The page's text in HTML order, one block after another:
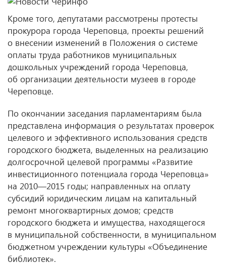
Кроме того, депутатами рассмотрены протесты
прокурора города Череповца, проекты решений
о внесении изменений в Положения о системе
оплаты труда работников муниципальных
дошкольных учреждений города Череповца,
об организации деятельности музеев в городе
Череповце.
По окончании заседания парламентариям была
представлена информация о результатах проверок
целевого и эффективного использования средств
городского бюджета, выделенных на реализацию
долгосрочной целевой программы «Развитие
инвестиционного потенциала города Череповца»
на 2010—2015 годы; направленных на оплату
субсидий юридическим лицам на капитальный
ремонт многоквартирных домов; средств
городского бюджета и имущества, находящегося
в муниципальной собственности, в муниципальном
бюджетном учреждении культуры «Объединение
библиотек».